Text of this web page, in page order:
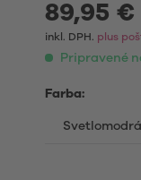
89,95 €
inkl. DPH. plus
Pripravené
Farba: